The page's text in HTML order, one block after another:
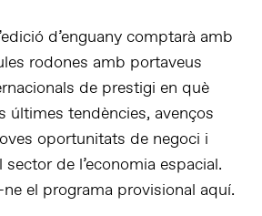
d’enguany comptarà amb
rodones amb portaveus
de prestigi en què
últimes tendències, avenços
oportunitats de negoci i
sector de l’economia espacial.
el programa provisional aquí.